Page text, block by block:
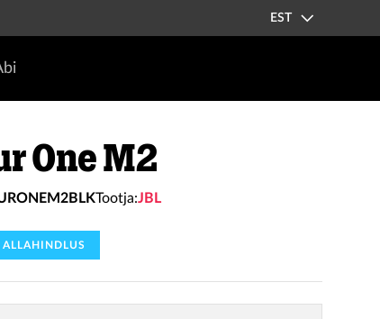
EST
One M2
Tootja:JBL
ALLAHINDLUS